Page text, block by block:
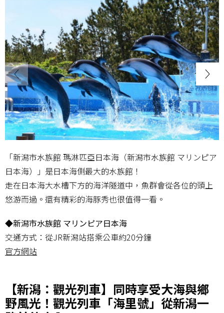
「新潟市水族館 瑪淋匹亞日本海（新潟市水族館 マリンピア
日本海）」是日本海側最大的水族館！
走在日本海大水槽下方的海洋隧道中，魚群會從各位的頭上
悠游而過。還有精彩的海豚秀也很值得一看。
◆新潟市水族館 マリンピア日本海
交通方式：從JR新潟站搭乘公車約20分鐘
官方網站
【新潟：觀光列車】同時享受大海與鄉
野風光！觀光列車「海里號」從新潟一